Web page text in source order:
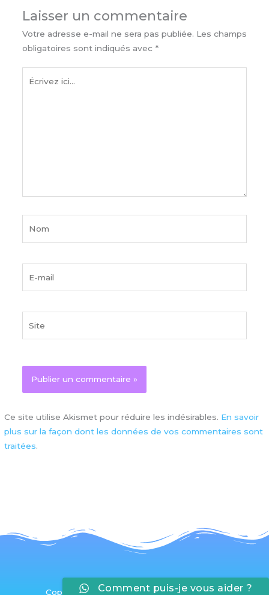
Laisser un commentaire
Votre adresse e-mail ne sera pas publiée. Les champs
obligatoires sont indiqués avec *
Ce site utilise Akismet pour réduire les indésirables. En savoir
plus sur la façon dont les données de vos commentaires sont
traitées.
Copyright © 2026 Apprivoiser son Stress®
Comment puis-je vous aider ?